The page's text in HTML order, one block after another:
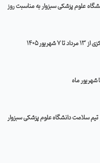
علوم پزشکی سبزوار به مناسبت روز
1405
شهریور ماه
سلامت دانشگاه علوم پزشکی سبزوار